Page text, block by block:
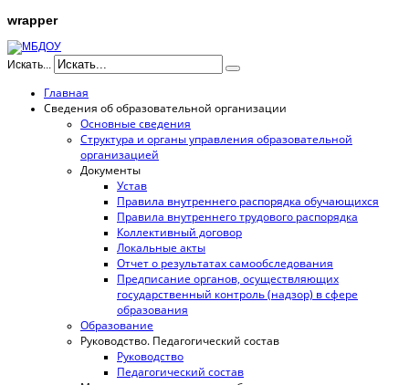
wrapper
Искать...
Главная
Сведения об образовательной организации
Основные сведения
Структура и органы управления образовательной
организацией
Документы
Устав
Правила внутреннего распорядка обучающихся
Правила внутреннего трудового распорядка
Коллективный договор
Локальные акты
Отчет о результатах самообследования
Предписание органов, осуществляющих
государственный контроль (надзор) в сфере
образования
Образование
Руководство. Педагогический состав
Руководство
Педагогический состав